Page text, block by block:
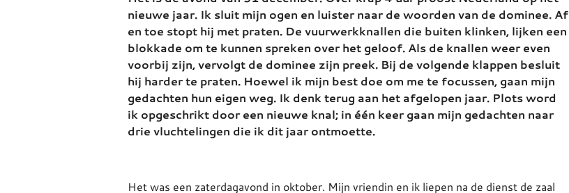
nieuwe jaar. Ik sluit mijn ogen en luister naar de woorden van de dominee. Af
en toe stopt hij met praten. De vuurwerkknallen die buiten klinken, lijken een
blokkade om te kunnen spreken over het geloof. Als de knallen weer even
voorbij zijn, vervolgt de dominee zijn preek. Bij de volgende klappen besluit
hij harder te praten. Hoewel ik mijn best doe om me te focussen, gaan mijn
gedachten hun eigen weg. Ik denk terug aan het afgelopen jaar. Plots word
ik opgeschrikt door een nieuwe knal; in één keer gaan mijn gedachten naar
drie vluchtelingen die ik dit jaar ontmoette.
Het was een zaterdagavond in oktober. Mijn vriendin en ik liepen na de dienst de zaal